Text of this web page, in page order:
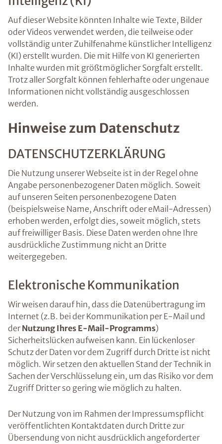
Auf dieser Website könnten Inhalte wie Texte, Bilder
oder Videos verwendet werden, die teilweise oder
vollständig unter Zuhilfenahme künstlicher Intelligenz
(KI) erstellt wurden. Die mit Hilfe von KI generierten
Inhalte wurden mit größtmöglicher Sorgfalt erstellt.
Trotz aller Sorgfalt können fehlerhafte oder ungenaue
Informationen nicht vollständig ausgeschlossen
werden.
Hinweise zum Datenschutz
DATENSCHUTZERKLÄRUNG
Die Nutzung unserer Webseite ist in der Regel ohne
Angabe personenbezogener Daten möglich. Soweit
auf unseren Seiten personenbezogene Daten
(beispielsweise Name, Anschrift oder eMail-Adressen)
erhoben werden, erfolgt dies, soweit möglich, stets
auf freiwilliger Basis. Diese Daten werden ohne Ihre
ausdrückliche Zustimmung nicht an Dritte
weitergegeben.
Elektronische Kommunikation
Wir weisen darauf hin, dass die Datenübertragung im
Internet (z.B. bei der Kommunikation per E-Mail und
der Nutzung Ihres E-Mail-Programms)
Sicherheitslücken aufweisen kann. Ein lückenloser
Schutz der Daten vor dem Zugriff durch Dritte ist nicht
möglich. Wir setzen den aktuellen Stand der Technik in
Sachen der Verschlüsselung ein, um das Risiko vor dem
Zugriff Dritter so gering wie möglich zu halten.
Der Nutzung von im Rahmen der Impressumspflicht
veröffentlichten Kontaktdaten durch Dritte zur
Übersendung von nicht ausdrücklich angeforderter